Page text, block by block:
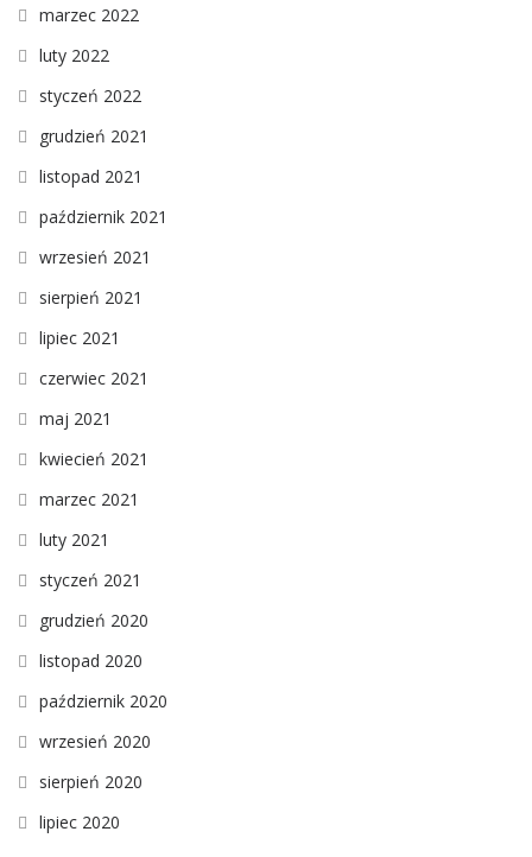
marzec 2022
luty 2022
styczeń 2022
grudzień 2021
listopad 2021
październik 2021
wrzesień 2021
sierpień 2021
lipiec 2021
czerwiec 2021
maj 2021
kwiecień 2021
marzec 2021
luty 2021
styczeń 2021
grudzień 2020
listopad 2020
październik 2020
wrzesień 2020
sierpień 2020
lipiec 2020